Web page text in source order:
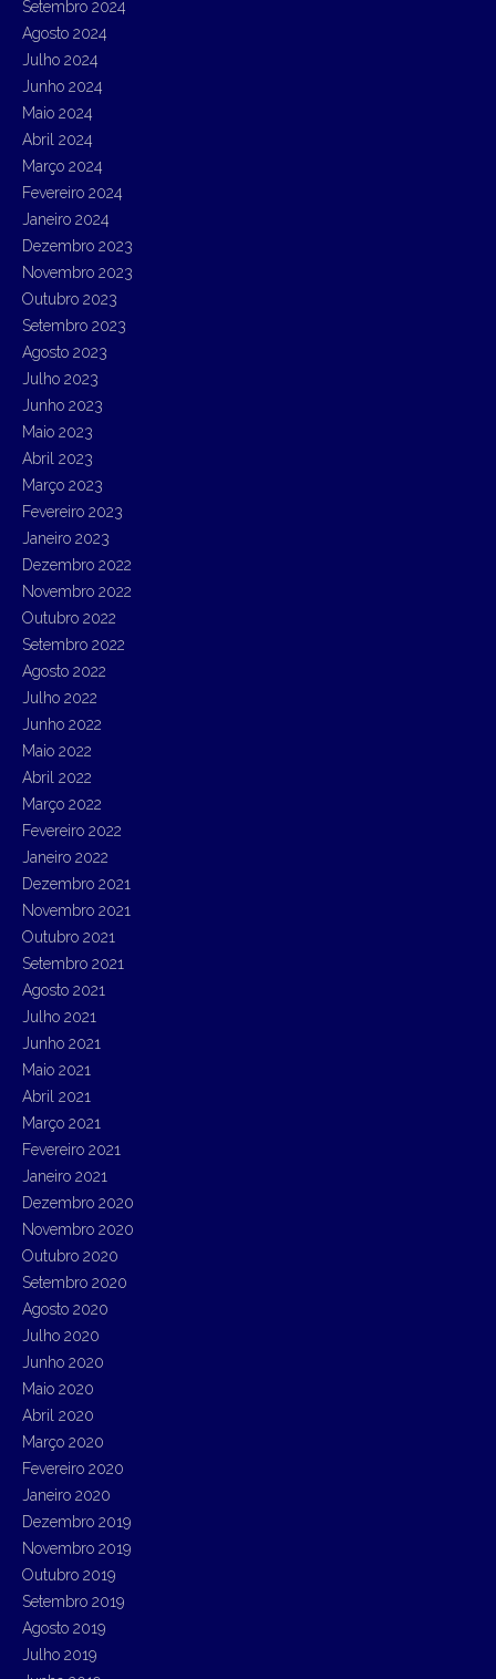
Setembro 2024
Agosto 2024
Julho 2024
Junho 2024
Maio 2024
Abril 2024
Março 2024
Fevereiro 2024
Janeiro 2024
Dezembro 2023
Novembro 2023
Outubro 2023
Setembro 2023
Agosto 2023
Julho 2023
Junho 2023
Maio 2023
Abril 2023
Março 2023
Fevereiro 2023
Janeiro 2023
Dezembro 2022
Novembro 2022
Outubro 2022
Setembro 2022
Agosto 2022
Julho 2022
Junho 2022
Maio 2022
Abril 2022
Março 2022
Fevereiro 2022
Janeiro 2022
Dezembro 2021
Novembro 2021
Outubro 2021
Setembro 2021
Agosto 2021
Julho 2021
Junho 2021
Maio 2021
Abril 2021
Março 2021
Fevereiro 2021
Janeiro 2021
Dezembro 2020
Novembro 2020
Outubro 2020
Setembro 2020
Agosto 2020
Julho 2020
Junho 2020
Maio 2020
Abril 2020
Março 2020
Fevereiro 2020
Janeiro 2020
Dezembro 2019
Novembro 2019
Outubro 2019
Setembro 2019
Agosto 2019
Julho 2019